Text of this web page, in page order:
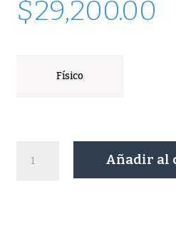
$29,200.00
Físico
Nacional
Añadir al